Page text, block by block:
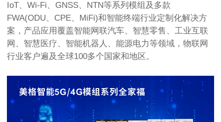
IoT、Wi-Fi、GNSS、NTN等系列模组及多款
FWA(ODU、CPE、MiFi)和智能终端行业定制化解决方
案，产品应用覆盖智能网联汽车、智慧零售、工业互联
网、智慧医疗、智能机器人、能源电力等领域，物联网
行业客户遍及全球100多个国家和地区。